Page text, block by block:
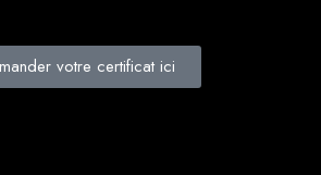
votre certificat ici